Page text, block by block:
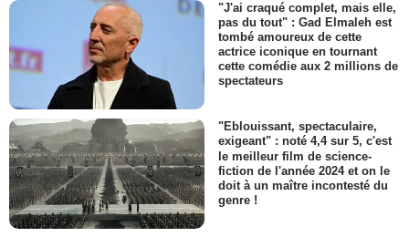
"J'ai craqué complet, mais elle,
pas du tout" : Gad Elmaleh est
tombé amoureux de cette
actrice iconique en tournant
cette comédie aux 2 millions de
spectateurs
"Eblouissant, spectaculaire,
exigeant" : noté 4,4 sur 5, c'est
le meilleur film de science-
fiction de l'année 2024 et on le
doit à un maître incontesté du
genre !